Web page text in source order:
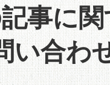
事に
い合わ